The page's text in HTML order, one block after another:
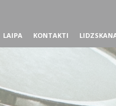
LAIPA KONTAKTI